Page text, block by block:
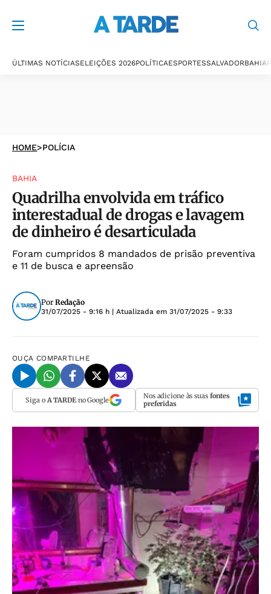
ÚLTIMAS NOTÍCIASELEIÇÕES 2026POLÍTICAESPORTESSALVADORBAHIA
HOME>POLÍCIA
BAHIA
Quadrilha envolvida em tráfico
interestadual de drogas e lavagem
de dinheiro é desarticulada
Foram cumpridos 8 mandados de prisão preventiva
e 11 de busca e apreensão
Por Redação
31/07/2025 - 9:16 h | Atualizada em 31/07/2025 - 9:33
OUÇA COMPARTILHE
Siga o A TARDEno Google Nos adicione às suas fontes
preferidas